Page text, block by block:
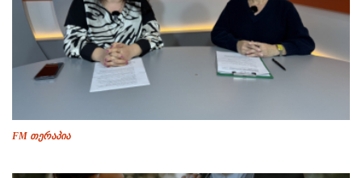
FM თერაპია